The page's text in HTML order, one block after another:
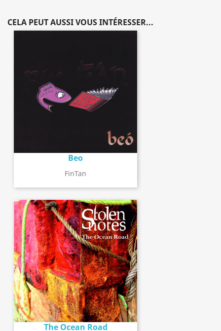
CELA PEUT AUSSI VOUS INTÉRESSER...
Beo
FinTan
The Ocean Road